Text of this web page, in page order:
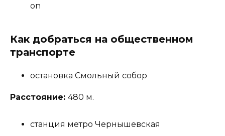
on
Как добраться на общественном
транспорте
остановка Смольный собор
Расстояние: 480 м.
станция метро Чернышевская